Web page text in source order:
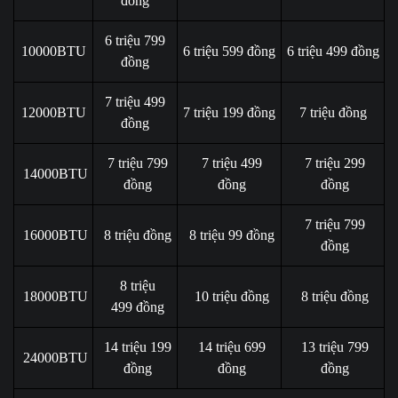
10000BTU
6 triệu 799
đồng
6 triệu 599 đồng 6 triệu 499 đồng
12000BTU
7 triệu 499
đồng
7 triệu 199 đồng 7 triệu đồng
14000BTU
7 triệu 799
đồng
7 triệu 499
đồng
7 triệu 299
đồng
16000BTU 8 triệu đồng 8 triệu 99 đồng
7 triệu 799
đồng
18000BTU
8 triệu
499 đồng
10 triệu đồng 8 triệu đồng
24000BTU
14 triệu 199
đồng
14 triệu 699
đồng
13 triệu 799
đồng